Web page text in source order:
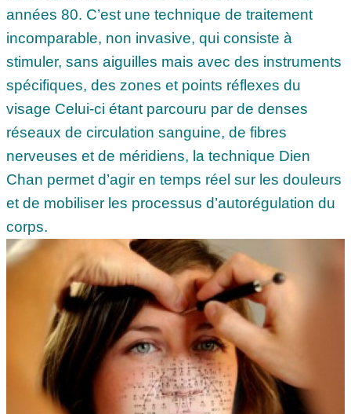
années 80. C’est une technique de traitement
incomparable, non invasive, qui consiste à
stimuler, sans aiguilles mais avec des instruments
spécifiques, des zones et points réflexes du
visage Celui-ci étant parcouru par de denses
réseaux de circulation sanguine, de fibres
nerveuses et de méridiens, la technique Dien
Chan permet d’agir en temps réel sur les douleurs
et de mobiliser les processus d’autorégulation du
corps.